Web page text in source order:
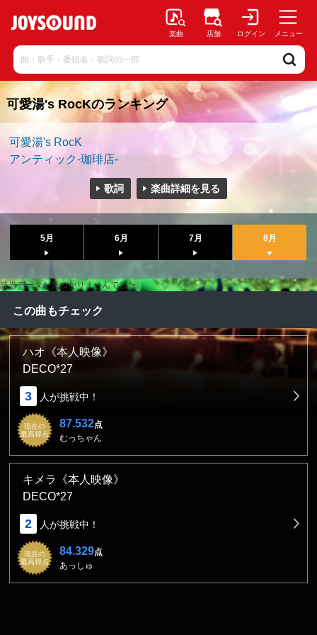
楽曲 店舗 ログイン メニュー
可愛湯's RocKのランキング
可愛湯's RocK
アンティック-珈琲店-
歌詞 楽曲詳細を見る
5月 6月 7月 8月
該当データが見つかりませんでした。
この曲もチェック
ハオ《本人映像》
DECO*27
3 人が挑戦中！
現在の
最高得点
87.532点
むっちゃん
キメラ《本人映像》
DECO*27
2 人が挑戦中！
現在の
最高得点
84.329点
あっしゅ